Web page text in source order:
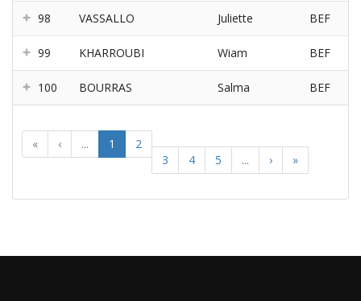
« ‹ ... 1
2
3
4 5 ... › »
98 VASSALLO Juliette BEF
99 KHARROUBI Wiam BEF
100 BOURRAS Salma BEF